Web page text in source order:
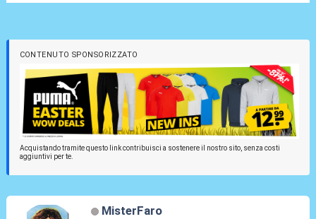
CONTENUTO SPONSORIZZATO
Acquistando tramite questo link contribuisci a sostenere il nostro sito, senza costi
aggiuntivi per te.
MisterFaro